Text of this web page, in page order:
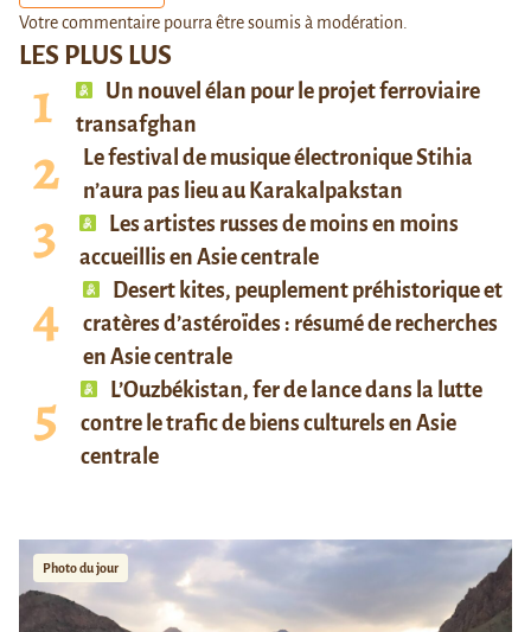
LES PLUS LUS
Un nouvel élan pour le projet ferroviaire
transafghan
Le festival de musique électronique Stihia
n’aura pas lieu au Karakalpakstan
Les artistes russes de moins en moins
accueillis en Asie centrale
Desert kites, peuplement préhistorique et
cratères d’astéroïdes : résumé de recherches
en Asie centrale
L’Ouzbékistan, fer de lance dans la lutte
contre le trafic de biens culturels en Asie
centrale
Photo du jour
Votre commentaire pourra être soumis à modération.